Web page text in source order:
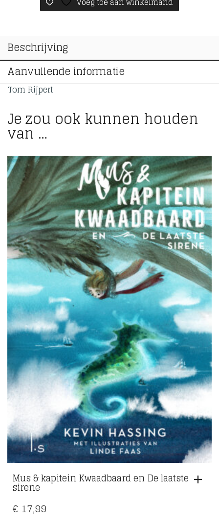
Beschrijving
Aanvullende informatie
Tom Rijpert
Je zou ook kunnen houden
van …
Mus & kapitein Kwaadbaard en De laatste
sirene
€ 17,99